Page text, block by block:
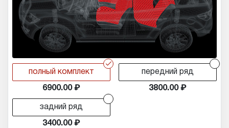
r
полный комплект
6900.00
передний ряд
3800.00
задний ряд
3400.00